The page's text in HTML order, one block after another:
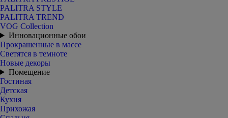
PALITRA STYLE
PALITRA TREND
VOG Collection
Инновационные обои
Прокрашенные в массе
Светятся в темноте
Новые декоры
Помещение
Гостиная
Детская
Кухня
Прихожая